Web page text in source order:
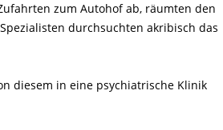
zum Autohof ab, räumten den
durchsuchten akribisch das
diesem in eine psychiatrische Klinik